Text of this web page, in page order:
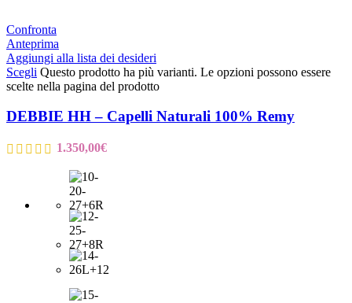
Confronta
Anteprima
Aggiungi alla lista dei desideri
Scegli Questo prodotto ha più varianti. Le opzioni possono essere
scelte nella pagina del prodotto
DEBBIE HH – Capelli Naturali 100% Remy
1.350,00€